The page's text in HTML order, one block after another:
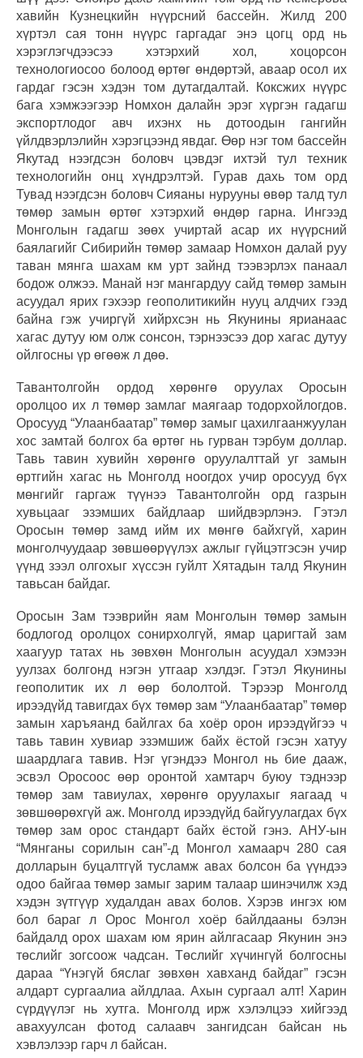
хавийн Кузнецкийн нүүрсний бассейн. Жилд 200
хүртэл сая тонн нүүрс гаргадаг энэ цогц орд нь
хэрэглэгчдээсээ хэтэрхий хол, хоцорсон
технологиосоо болоод өртөг өндөртэй, аваар осол их
гардаг гэсэн хэдэн том дутагдалтай. Коксжих нүүрс
бага хэмжээгээр Номхон далайн эрэг хүргэн гадагш
экспортлодог авч ихэнх нь дотоодын гангийн
үйлдвэрлэлийн хэрэгцээнд явдаг. Өөр нэг том бассейн
Якутад нээгдсэн боловч цэвдэг ихтэй тул техник
технологийн онц хүндрэлтэй. Гурав дахь том орд
Тувад нээгдсэн боловч Сияаны нурууны өвөр талд тул
төмөр замын өртөг хэтэрхий өндөр гарна. Ингээд
Монголын гадагш зөөх учиртай асар их нүүрсний
баялагийг Сибирийн төмөр замаар Номхон далай руу
таван мянга шахам км урт зайнд тээвэрлэх панаал
бодож олжээ. Манай нэг мангардуу сайд төмөр замын
асуудал ярих гэхээр геополитикийн нууц алдчих гээд
байна гэж учиргүй хийрхсэн нь Якунины ярианаас
хагас дутуу юм олж сонсон, тэрнээсээ дор хагас дутуу
ойлгосны үр өгөөж л дөө.
Тавантолгойн ордод хөрөнгө оруулах Оросын
оролцоо их л төмөр замлаг маягаар тодорхойлогдов.
Оросууд “Улаанбаатар” төмөр замыг цахилгаанжуулан
хос замтай болгох ба өртөг нь гурван тэрбум доллар.
Тавь тавин хувийн хөрөнгө оруулалттай уг замын
өртгийн хагас нь Монголд ноогдох учир оросууд бүх
мөнгийг гаргаж түүнээ Тавантолгойн орд газрын
хувьцааг эзэмших байдлаар шийдвэрлэнэ. Гэтэл
Оросын төмөр замд ийм их мөнгө байхгүй, харин
монголчуудаар зөвшөөрүүлэх ажлыг гүйцэтгэсэн учир
үүнд зээл олгохыг хүссэн гуйлт Хятадын талд Якунин
тавьсан байдаг.
Оросын Зам тээврийн яам Монголын төмөр замын
бодлогод оролцох сонирхолгүй, ямар царигтай зам
хаагуур татах нь зөвхөн Монголын асуудал хэмээн
уулзах болгонд нэгэн утгаар хэлдэг. Гэтэл Якунины
геополитик их л өөр бололтой. Тэрээр Монголд
ирээдүйд тавигдах бүх төмөр зам “Улаанбаатар” төмөр
замын харъяанд байлгах ба хоёр орон ирээдүйгээ ч
тавь тавин хувиар эзэмшиж байх ёстой гэсэн хатуу
шаардлага тавив. Нэг үгэндээ Монгол нь бие дааж,
эсвэл Оросоос өөр оронтой хамтарч буюу тэднээр
төмөр зам тавиулах, хөрөнгө оруулахыг яагаад ч
зөвшөөрөхгүй аж. Монголд ирээдүйд байгуулагдах бүх
төмөр зам орос стандарт байх ёстой гэнэ. АНУ-ын
“Мянганы сорилын сан”-д Монгол хамаарч 280 сая
долларын буцалтгүй тусламж авах болсон ба үүндээ
одоо байгаа төмөр замыг зарим талаар шинэчилж хэд
хэдэн зүтгүүр худалдан авах болов. Хэрэв ингэх юм
бол бараг л Орос Монгол хоёр байлдааны бэлэн
байдалд орох шахам юм ярин айлгасаар Якунин энэ
төслийг зогсоож чадсан. Төслийг хүчингүй болгосны
дараа “Үнэгүй бяслаг зөвхөн хавханд байдаг” гэсэн
алдарт сургаалиа айлдлаа. Ахын сургаал алт! Харин
сүрдүүлэг нь хутга. Монголд ирж хэлэлцээ хийгээд
авахуулсан фотод салаавч зангидсан байсан нь
хэвлэлээр гарч л байсан.